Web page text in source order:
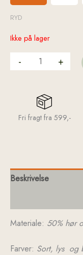
RYD
Ikke på lager
- +
Fri fragt fra 599,-
Beskrivelse
Materiale: 50% hør
Farver: Sort, lys og